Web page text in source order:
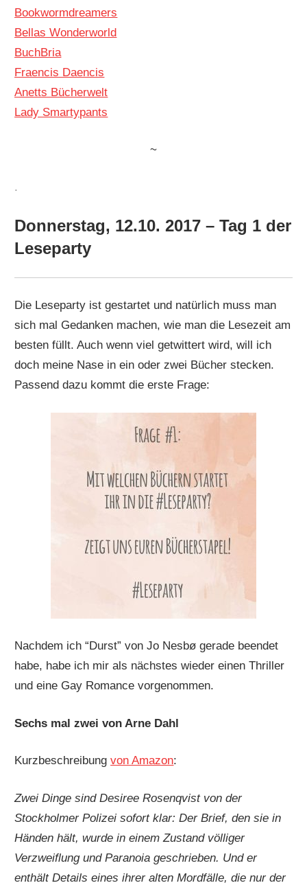
Bookwormdreamers
Bellas Wonderworld
BuchBria
Fraencis Daencis
Anetts Bücherwelt
Lady Smartypants
~
.
Donnerstag, 12.10. 2017 – Tag 1 der
Leseparty
Die Leseparty ist gestartet und natürlich muss man
sich mal Gedanken machen, wie man die Lesezeit am
besten füllt. Auch wenn viel getwittert wird, will ich
doch meine Nase in ein oder zwei Bücher stecken.
Passend dazu kommt die erste Frage:
Nachdem ich “Durst” von Jo Nesbø gerade beendet
habe, habe ich mir als nächstes wieder einen Thriller
und eine Gay Romance vorgenommen.
Sechs mal zwei von Arne Dahl
Kurzbeschreibungvon Amazon:
Zwei Dinge sind Desiree Rosenqvist von der
Stockholmer Polizei sofort klar: Der Brief, den sie in
Händen hält, wurde in einem Zustand völliger
Verzweiflung und Paranoia geschrieben. Und er
enthält Details eines ihrer alten Mordfälle, die nur der